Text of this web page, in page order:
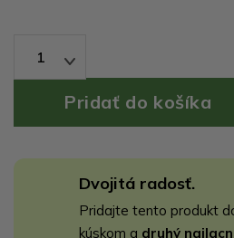
1
Dvojitá radosť.
Pridajte tento produkt
kúskom a druhý